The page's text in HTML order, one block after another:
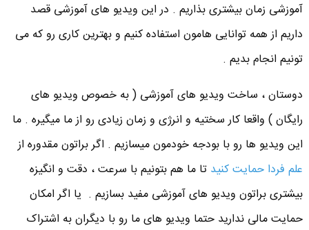
آموزشی زمان بیشتری بذاریم . در این ویدیو های آموزشی قصد
داریم از همه توانایی هامون استفاده کنیم و بهترین کاری رو که می
تونیم انجام بدیم .
دوستان ، ساخت ویدیو های آموزشی ( به خصوص ویدیو های
رایگان ) واقعا کار سختیه و انرژی و زمان زیادی رو از ما میگیره . ما
این ویدیو ها رو با بودجه خودمون میسازیم . اگر براتون مقدوره از
علم فردا حمایت کنید تا ما هم بتونیم با سرعت ، دقت و انگیزه
بیشتری براتون ویدیو های آموزشی مفید بسازیم . یا اگر امکان
حمایت مالی ندارید حتما ویدیو های ما رو با دیگران به اشتراک